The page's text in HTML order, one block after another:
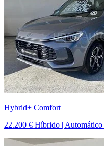
Hybrid+ Comfort
22.200 € Híbrido | Automático